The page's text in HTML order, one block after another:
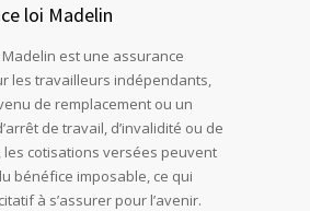
loi Madelin
est une assurance
les travailleurs indépendants,
de remplacement ou un
de travail, d’invalidité ou de
les cotisations versées peuvent
bénéfice imposable, ce qui
à s’assurer pour l’avenir.